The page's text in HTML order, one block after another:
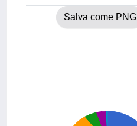
Salva come PNG